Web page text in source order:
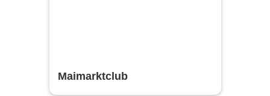
Maimarktclub